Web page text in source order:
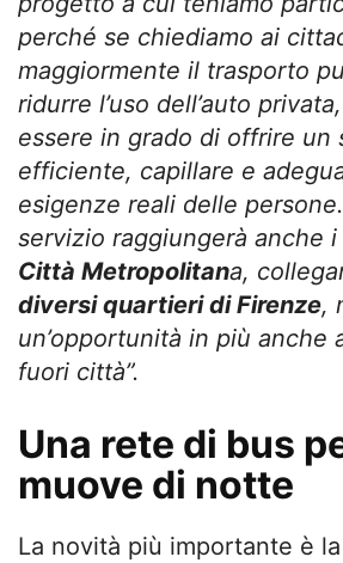
perché se chiediamo ai
maggiormente il trasporto
ridurre l’uso dell’auto
essere in grado di offrire un
efficiente, capillare e
esigenze reali delle
servizio raggiungerà anche i
Città Metropolitana,
diversi quartieri di Firenze,
un’opportunità in più anche
fuori città”.
Una rete di bus
muove di notte
La novità più importante è